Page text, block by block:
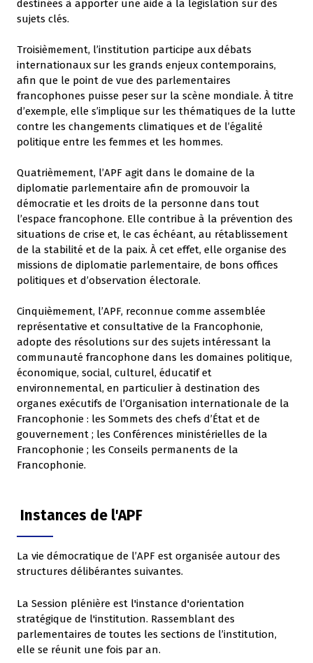
destinées à apporter une aide à la législation sur des
sujets clés.
Troisièmement, l’institution participe aux débats
internationaux sur les grands enjeux contemporains,
afin que le point de vue des parlementaires
francophones puisse peser sur la scène mondiale. À titre
d’exemple, elle s’implique sur les thématiques de la lutte
contre les changements climatiques et de l’égalité
politique entre les femmes et les hommes.
Quatrièmement, l’APF agit dans le domaine de la
diplomatie parlementaire afin de promouvoir la
démocratie et les droits de la personne dans tout
l’espace francophone. Elle contribue à la prévention des
situations de crise et, le cas échéant, au rétablissement
de la stabilité et de la paix. À cet effet, elle organise des
missions de diplomatie parlementaire, de bons offices
politiques et d’observation électorale.
Cinquièmement, l’APF, reconnue comme assemblée
représentative et consultative de la Francophonie,
adopte des résolutions sur des sujets intéressant la
communauté francophone dans les domaines politique,
économique, social, culturel, éducatif et
environnemental, en particulier à destination des
organes exécutifs de l’Organisation internationale de la
Francophonie : les Sommets des chefs d’État et de
gouvernement ; les Conférences ministérielles de la
Francophonie ; les Conseils permanents de la
Francophonie.
Instances de l'APF
La vie démocratique de l’APF est organisée autour des
structures délibérantes suivantes.
La Session plénière est l'instance d'orientation
stratégique de l'institution. Rassemblant des
parlementaires de toutes les sections de l’institution,
elle se réunit une fois par an.